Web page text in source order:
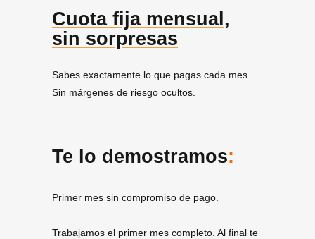
Cuota fija mensual,
sin sorpresas
Sabes exactamente lo que pagas cada mes.
Sin márgenes de riesgo ocultos.
Te lo demostramos:
Primer mes sin compromiso de pago.
Trabajamos el primer mes completo. Al final te